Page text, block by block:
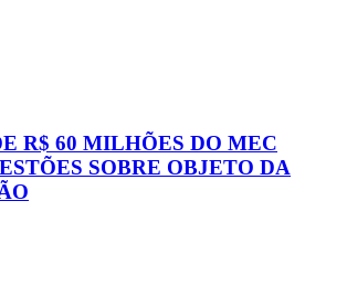
R$ 60 MILHÕES DO MEC
SOBRE OBJETO DA